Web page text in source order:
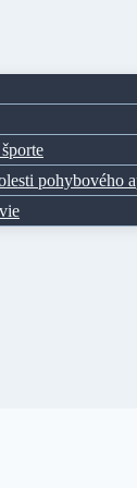
pohybového